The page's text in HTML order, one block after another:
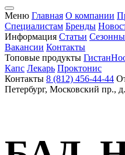
Меню Главная О компании
Специалистам Бренды
Информация Статьи
Вакансии Контакты
Топовые продукты Гистан
Капс Лекарь Проктонис
Контакты 8 (812) 456-44-44
Петербург, Московский пр.,